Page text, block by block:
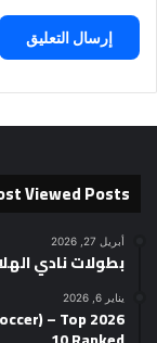
Viewed Posts
أبريل 27, 2026
بطولات نادي
يناير 6, 2026
– Top